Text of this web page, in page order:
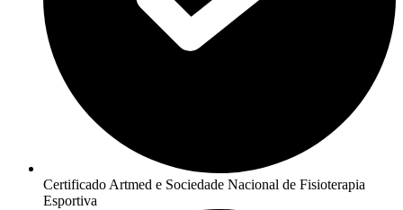
Certificado Artmed e Sociedade Nacional de Fisioterapia
Esportiva